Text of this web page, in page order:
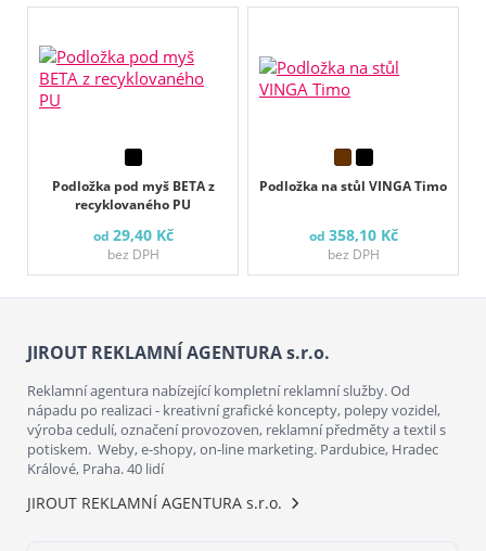
Podložka pod myš BETA z
recyklovaného PU
od 29,40 Kč
bez DPH
Podložka na stůl VINGA Timo
od 358,10 Kč
bez DPH
JIROUT REKLAMNÍ AGENTURA s.r.o.
Reklamní agentura nabízející kompletní reklamní služby. Od
nápadu po realizaci - kreativní grafické koncepty, polepy vozidel,
výroba cedulí, označení provozoven, reklamní předměty a textil s
potiskem. Weby, e-shopy, on-line marketing. Pardubice, Hradec
Králové, Praha. 40 lidí
JIROUT REKLAMNÍ AGENTURA s.r.o.